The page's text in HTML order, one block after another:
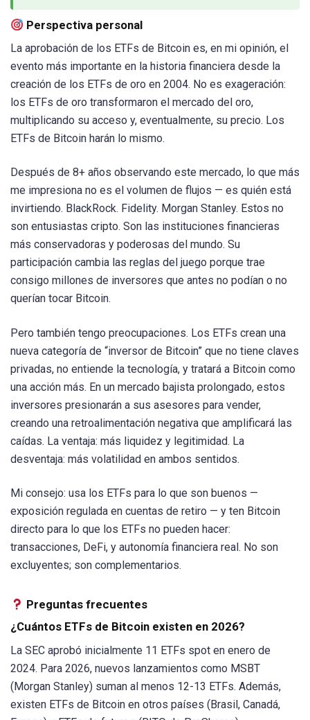
Perspectiva personal
La aprobación de los ETFs de Bitcoin es, en mi opinión, el
evento más importante en la historia financiera desde la
creación de los ETFs de oro en 2004. No es exageración:
los ETFs de oro transformaron el mercado del oro,
multiplicando su acceso y, eventualmente, su precio. Los
ETFs de Bitcoin harán lo mismo.
Después de 8+ años observando este mercado, lo que más
me impresiona no es el volumen de flujos — es quién está
invirtiendo. BlackRock. Fidelity. Morgan Stanley. Estos no
son entusiastas cripto. Son las instituciones financieras
más conservadoras y poderosas del mundo. Su
participación cambia las reglas del juego porque trae
consigo millones de inversores que antes no podían o no
querían tocar Bitcoin.
Pero también tengo preocupaciones. Los ETFs crean una
nueva categoría de “inversor de Bitcoin” que no tiene claves
privadas, no entiende la tecnología, y tratará a Bitcoin como
una acción más. En un mercado bajista prolongado, estos
inversores presionarán a sus asesores para vender,
creando una retroalimentación negativa que amplificará las
caídas. La ventaja: más liquidez y legitimidad. La
desventaja: más volatilidad en ambos sentidos.
Mi consejo: usa los ETFs para lo que son buenos —
exposición regulada en cuentas de retiro — y ten Bitcoin
directo para lo que los ETFs no pueden hacer:
transacciones, DeFi, y autonomía financiera real. No son
excluyentes; son complementarios.
Preguntas frecuentes
¿Cuántos ETFs de Bitcoin existen en 2026?
La SEC aprobó inicialmente 11 ETFs spot en enero de
2024. Para 2026, nuevos lanzamientos como MSBT
(Morgan Stanley) suman al menos 12-13 ETFs. Además,
existen ETFs de Bitcoin en otros países (Brasil, Canadá,